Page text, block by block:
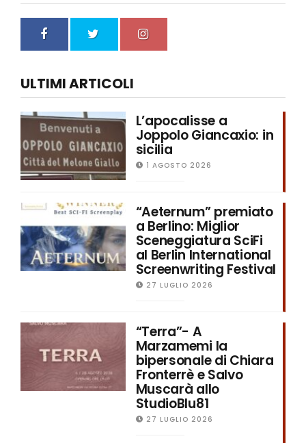
ULTIMI ARTICOLI
L’apocalisse a
Joppolo Giancaxio: in
sicilia
1 AGOSTO 2026
“Aeternum” premiato
a Berlino: Miglior
Sceneggiatura SciFi
al Berlin International
Screenwriting Festival
27 LUGLIO 2026
“Terra”- A
Marzamemi la
bipersonale di Chiara
Fronterrè e Salvo
Muscarà allo
StudioBlu81
27 LUGLIO 2026